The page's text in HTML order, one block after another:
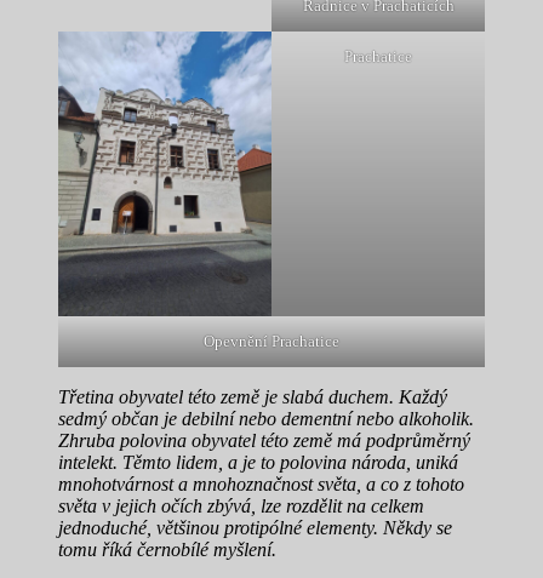
Radnice v Prachaticích
Prachatice
Opevnění Prachatice
Třetina obyvatel této země je slabá duchem. Každý
sedmý občan je debilní nebo dementní nebo alkoholik.
Zhruba polovina obyvatel této země má podprůměrný
intelekt. Těmto lidem, a je to polovina národa, uniká
mnohotvárnost a mnohoznačnost světa, a co z tohoto
světa v jejich očích zbývá, lze rozdělit na celkem
jednoduché, většinou protipólné elementy. Někdy se
tomu říká černobílé myšlení.